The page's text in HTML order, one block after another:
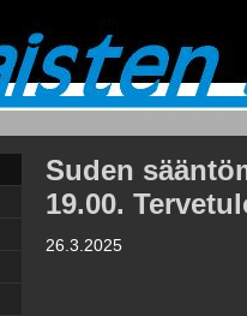
Suden
19.00.
26.3.2025